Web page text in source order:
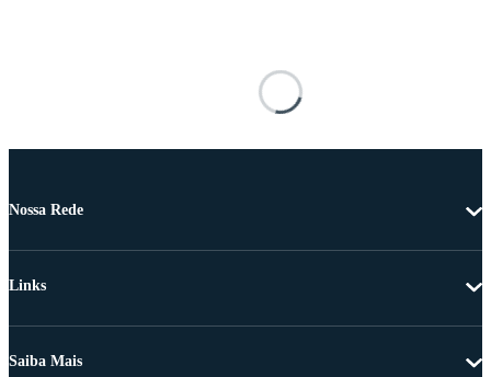
Nossa Rede
Links
Saiba Mais